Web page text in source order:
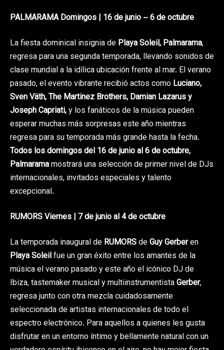
PALMARAMA Domingos | 16 de junio – 6 de octubre
La fiesta dominical insignia de Playa Soleil, Palmarama,
regresa para una segunda temporada, llevando sonidos de
clase mundial a la idílica ubicación frente al mar. El verano
pasado, el evento vibrante recibió actos como Luciano,
Sven Väth, The Martinez Brothers, Damian Lazarus y
Joseph Capriati,y los fanáticos de la música pueden
esperar muchas más sorpresas este año mientras
regresa para su temporada más grande hasta la fecha.
Todos los domingos del 16 de junio al 6 de octubre,
Palmaramamostrará una selección de primer nivel de DJs
internacionales, invitados especiales y talento
excepcional.
RUMORS Viernes | 7 de junio al 4 de octubre
La temporada inaugural de RUMORSdeGuy Gerberen
Playa Soleilfue un gran éxito entre los amantes de la
música el verano pasado y este año el icónico DJ de
Ibiza, tastemaker musical y multiinstrumentistaGerber,
regresa junto con otra mezcla cuidadosamente
seleccionada de artistas internacionales de todo el
espectro electrónico. Para aquellos a quienes les gusta
disfrutar en un entorno íntimo y bellamente natural con un